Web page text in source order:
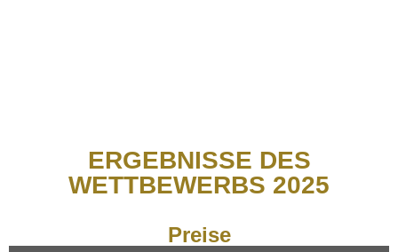
ERGEBNISSE DES
WETTBEWERBS 2025
Preise